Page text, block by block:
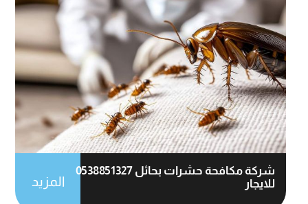
شركة مكافحة حشرات بحائل 0538851327
للايجار
المزيد